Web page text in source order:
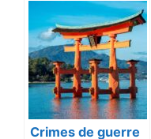
Crimes de guerre